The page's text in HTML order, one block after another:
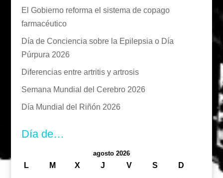
El Gobierno reforma el sistema de copago
farmacéutico
Día de Conciencia sobre la Epilepsia o Día
Púrpura 2026
Diferencias entre artritis y artrosis
Semana Mundial del Cerebro 2026
Día Mundial del Riñón 2026
Día de…
agosto 2026
L M X J V S
D